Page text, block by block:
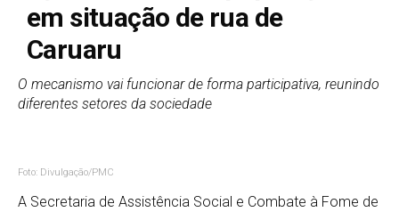
em situação de rua de
Caruaru
O mecanismo vai funcionar de forma participativa, reunindo
diferentes setores da sociedade
Foto: Divulgação/PMC
A Secretaria de Assistência Social e Combate à Fome de